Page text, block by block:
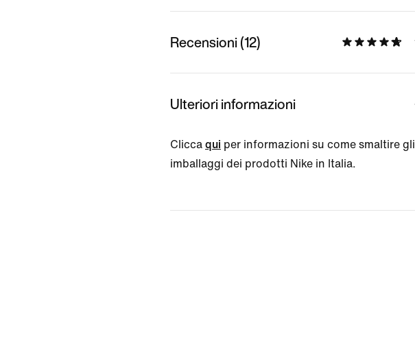
Recensioni (12)
Ulteriori informazioni
Clicca qui per informazioni su come smaltire gli
imballaggi dei prodotti Nike in Italia.